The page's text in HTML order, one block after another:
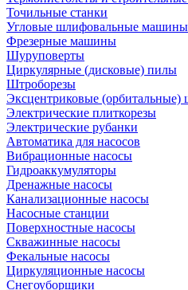
Точильные станки
Угловые шлифовальные машины
Фрезерные машины
Шуруповерты
Циркулярные (дисковые) пилы
Штроборезы
Эксцентриковые
Электрические плиткорезы
Электрические рубанки
Автоматика для насосов
Вибрационные насосы
Гидроаккумуляторы
Дренажные насосы
Канализационные насосы
Насосные станции
Поверхностные насосы
Скважинные насосы
Фекальные насосы
Циркуляционные насосы
Снегоуборщики